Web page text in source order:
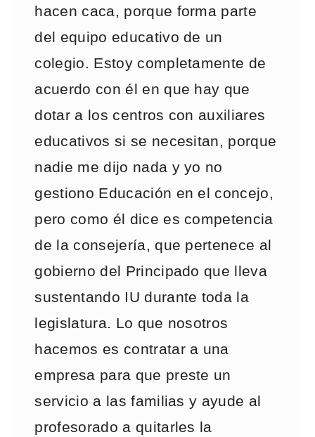
hacen caca, porque forma parte
del equipo educativo de un
colegio. Estoy completamente de
acuerdo con él en que hay que
dotar a los centros con auxiliares
educativos si se necesitan, porque
nadie me dijo nada y yo no
gestiono Educación en el concejo,
pero como él dice es competencia
de la consejería, que pertenece al
gobierno del Principado que lleva
sustentando IU durante toda la
legislatura. Lo que nosotros
hacemos es contratar a una
empresa para que preste un
servicio a las familias y ayude al
profesorado a quitarles la